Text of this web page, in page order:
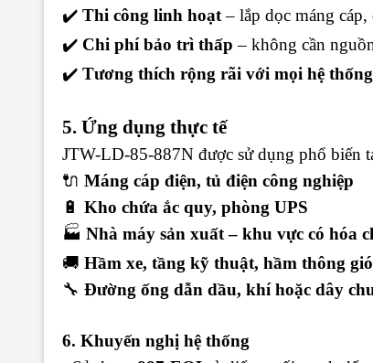
✔️ Thi công linh hoạt– lắp dọc máng
✔️ Chi phí bảo trì thấp – không cần
✔️ Tương thích rộng rãi với mọi hệ
5. Ứng dụng thực tế
JTW-LD-85-887N được sử dụng phổ biến
🔌 Máng cáp điện, tủ điện công nghiệp
🔋 Kho chứa ắc quy, phòng UPS
🏭 Nhà máy sản xuất – khu vực có hóa
🚚 Hầm xe, tầng kỹ thuật, hầm thông gió
🔧 Đường ống dẫn dầu, khí hoặc dây
6. Khuyến nghị hệ thống